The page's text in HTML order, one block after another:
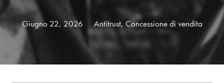
Giugno 22, 2026 Antitrust, Concessione di vendita